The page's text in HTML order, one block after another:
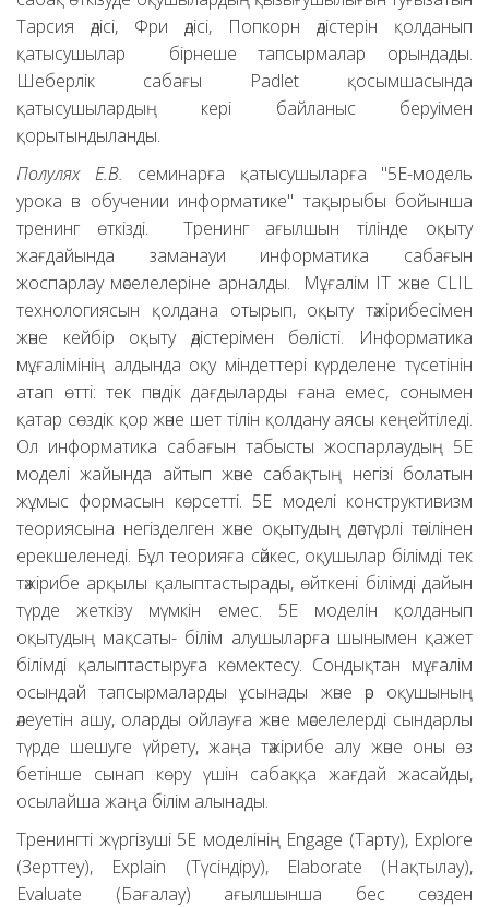
Тарсия әдісі, Фри әдісі, Попкорн әдістерін қолданып
қатысушылар бірнеше тапсырмалар орындады.
Шеберлік сабағы Padlet қосымшасында
қатысушылардың кері байланыс беруімен
қорытындыланды.
Полулях Е.В. семинарға қатысушыларға "5Е-модель
урока в обучении информатике" тақырыбы бойынша
тренинг өткізді. Тренинг ағылшын тілінде оқыту
жағдайында заманауи информатика сабағын
жоспарлау мәселелеріне арналды. Мұғалім IT және CLIL
технологиясын қолдана отырып, оқыту тәжірибесімен
және кейбір оқыту әдістерімен бөлісті. Информатика
мұғалімінің алдында оқу міндеттері күрделене түсетінін
атап өтті: тек пәндік дағдыларды ғана емес, сонымен
қатар сөздік қор және шет тілін қолдану аясы кеңейтіледі.
Ол информатика сабағын табысты жоспарлаудың 5Е
моделі жайында айтып және сабақтың негізі болатын
жұмыс формасын көрсетті. 5Е моделі конструктивизм
теориясына негізделген және оқытудың дәстүрлі тәсілінен
ерекшеленеді. Бұл теорияға сәйкес, оқушылар білімді тек
тәжірибе арқылы қалыптастырады, өйткені білімді дайын
түрде жеткізу мүмкін емес. 5Е моделін қолданып
оқытудың мақсаты­­­­- білім алушыларға шынымен қажет
білімді қалыптастыруға көмектесу. Сондықтан мұғалім
осындай тапсырмаларды ұсынады және әр оқушының
әлеуетін ашу, оларды ойлауға және мәселелерді сындарлы
түрде шешуге үйрету, жаңа тәжірибе алу және оны өз
бетінше сынап көру үшін сабаққа жағдай жасайды,
осылайша жаңа білім алынады.
Тренингті жүргізуші 5Е моделінің Engage (Тарту), Explore
(Зерттеу), Explain (Түсіндіру), Elaborate (Нақтылау),
Evaluate (Бағалау) ағылшынша бес сөзден